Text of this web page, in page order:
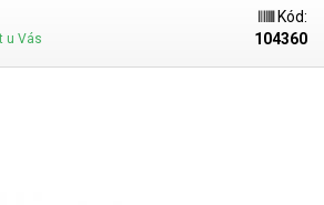
která má trn 12mm. Adaptér je
u Vás
Kód:
104360